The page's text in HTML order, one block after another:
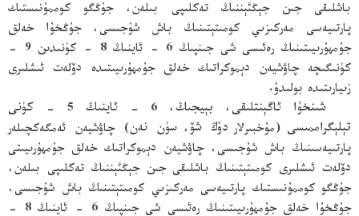
باشلىقى جىن جېڭئېننىڭ تەكلىپى بىلەن، جۇڭگو كوممۇنىستىك
پارتىيەسى مەركىزىي كومىتېتىنىڭ باش شۇجىسى، جۇڭخۇا خەلق
جۇمھۇرىيىتىنىڭ رەئىسى شى جىنپىڭ 6 - ئاينىڭ 8 - كۈنىدىن 9 -
كۈنىگىچە چاۋشيەن دېموكراتىك خەلق جۇمھۇرىيىتىدە دۆلەت ئىشلىرى
زىيارىتىدە بولىدۇ.
شىنخۇا ئاگېنتلىقى، بېيجىڭ، 6 - ئاينىڭ 5 - كۈنى
تېلېگراممىسى (مۇخبىرلار دۇڭ شۆ، سۈن نەن) چاۋشيەن ئەمگەكچىلەر
پارتىيەسىنىڭ باش شۇجىسى، چاۋشيەن دېموكراتىك خەلق جۇمھۇرىيىتى
دۆلەت ئىشلىرى كومىتېتىنىڭ باشلىقى جىن جېڭئېننىڭ تەكلىپى بىلەن،
جۇڭگو كوممۇنىستىك پارتىيەسى مەركىزىي كومىتېتىنىڭ باش شۇجىسى،
جۇڭخۇا خەلق جۇمھۇرىيىتىنىڭ رەئىسى شى جىنپىڭ 6 - ئاينىڭ 8 -